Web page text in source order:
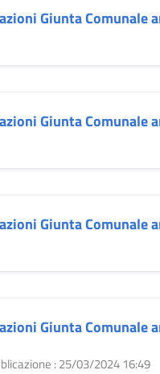
Giunta Comunale
Giunta Comunale
Giunta Comunale
Giunta Comunale
: 25/03/2024 16:49